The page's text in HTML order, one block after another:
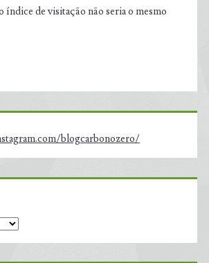
índice de visitação não seria o mesmo
blogcarbonozero/